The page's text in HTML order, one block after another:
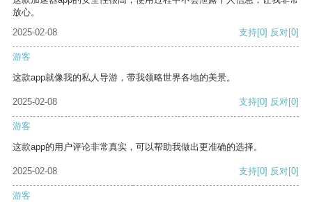
放心。
2025-02-08
支持[0] 反对[0]
游客
这款app就像我的私人导游，带我领略世界各地的美景。
2025-02-08 支持[0] 反对[0]
游客
这款app的用户评论非常真实，可以帮助我做出更准确的选择。
2025-02-08 支持[0] 反对[0]
游客